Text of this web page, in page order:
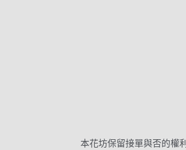
本花坊保留接單與否的權利